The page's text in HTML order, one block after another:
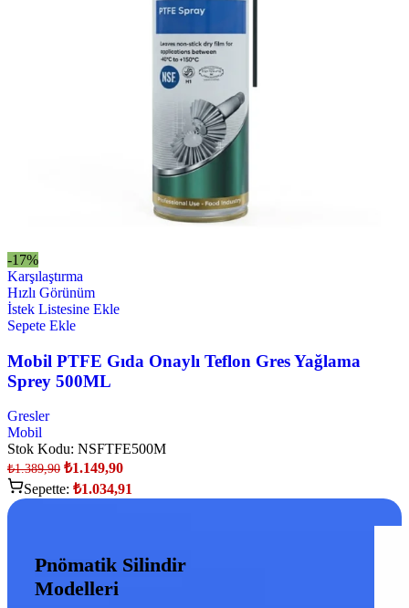
-17%
Karşılaştırma
Hızlı Görünüm
İstek Listesine Ekle
Sepete Ekle
Mobil PTFE Gıda Onaylı Teflon Gres Yağlama
Sprey 500ML
Gresler
Mobil
Stok Kodu: NSFTFE500M
₺1.389,90 ₺1.149,90
Sepette: ₺1.034,91
Pnömatik Silindir
Modelleri